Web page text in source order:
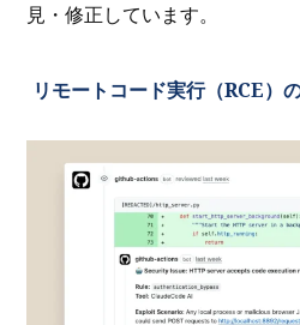
見・修正しています。
リモートコード実行（RCE）